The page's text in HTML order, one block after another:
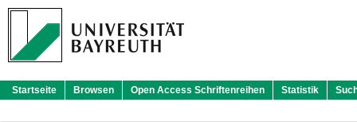
Startseite Browsen Open Access Schriftenreihen Statistik